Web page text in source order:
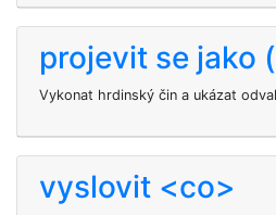
projevit se jako
Vykonat hrdinský čin a ukázat
vyslovit <co>